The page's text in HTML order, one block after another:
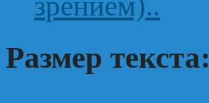
Размер текста: